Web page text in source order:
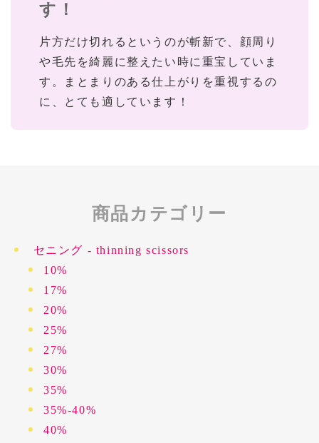
す！
片方だけ切れるというのが斬新で、顔周り
や毛先を綺麗に整えたい時に重宝していま
す。まとまりのある仕上がりを重視するの
に、とても適しています！
商品カテゴリー
セニング - thinning scissors
10%
17%
20%
25%
27%
30%
35%
35%-40%
40%